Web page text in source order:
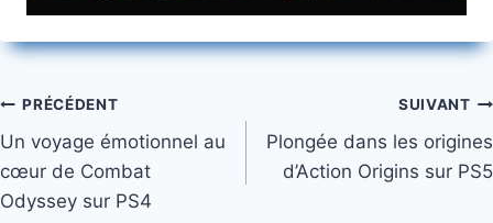
Navigation
de
l’article
PRÉCÉDENT
Un voyage émotionnel au
cœur de Combat
Odyssey sur PS4
SUIVANT
Plongée dans les origines
d’Action Origins sur PS5